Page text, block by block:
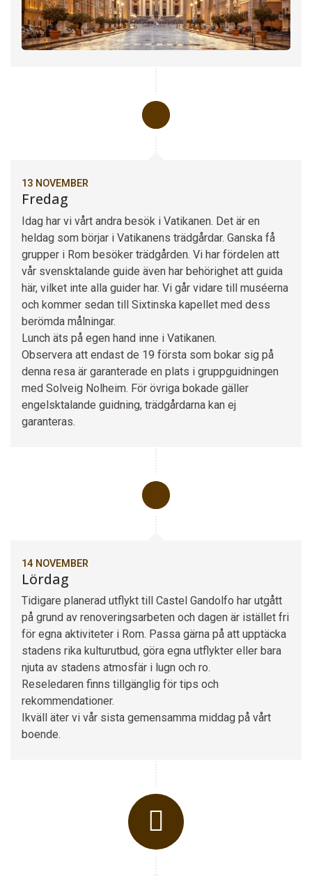
13 NOVEMBER
Fredag
Idag har vi vårt andra besök i Vatikanen. Det är en
heldag som börjar i Vatikanens trädgårdar. Ganska få
grupper i Rom besöker trädgården. Vi har fördelen att
vår svensktalande guide även har behörighet att guida
här, vilket inte alla guider har. Vi går vidare till muséerna
och kommer sedan till Sixtinska kapellet med dess
berömda målningar.
Lunch äts på egen hand inne i Vatikanen.
Observera att endast de 19 första som bokar sig på
denna resa är garanterade en plats i gruppguidningen
med Solveig Nolheim. För övriga bokade gäller
engelsktalande guidning, trädgårdarna kan ej
garanteras.
14 NOVEMBER
Lördag
Tidigare planerad utflykt till Castel Gandolfo har utgått
på grund av renoveringsarbeten och dagen är istället fri
för egna aktiviteter i Rom. Passa gärna på att upptäcka
stadens rika kulturutbud, göra egna utflykter eller bara
njuta av stadens atmosfär i lugn och ro.
Reseledaren finns tillgänglig för tips och
rekommendationer.
Ikväll äter vi vår sista gemensamma middag på vårt
boende.